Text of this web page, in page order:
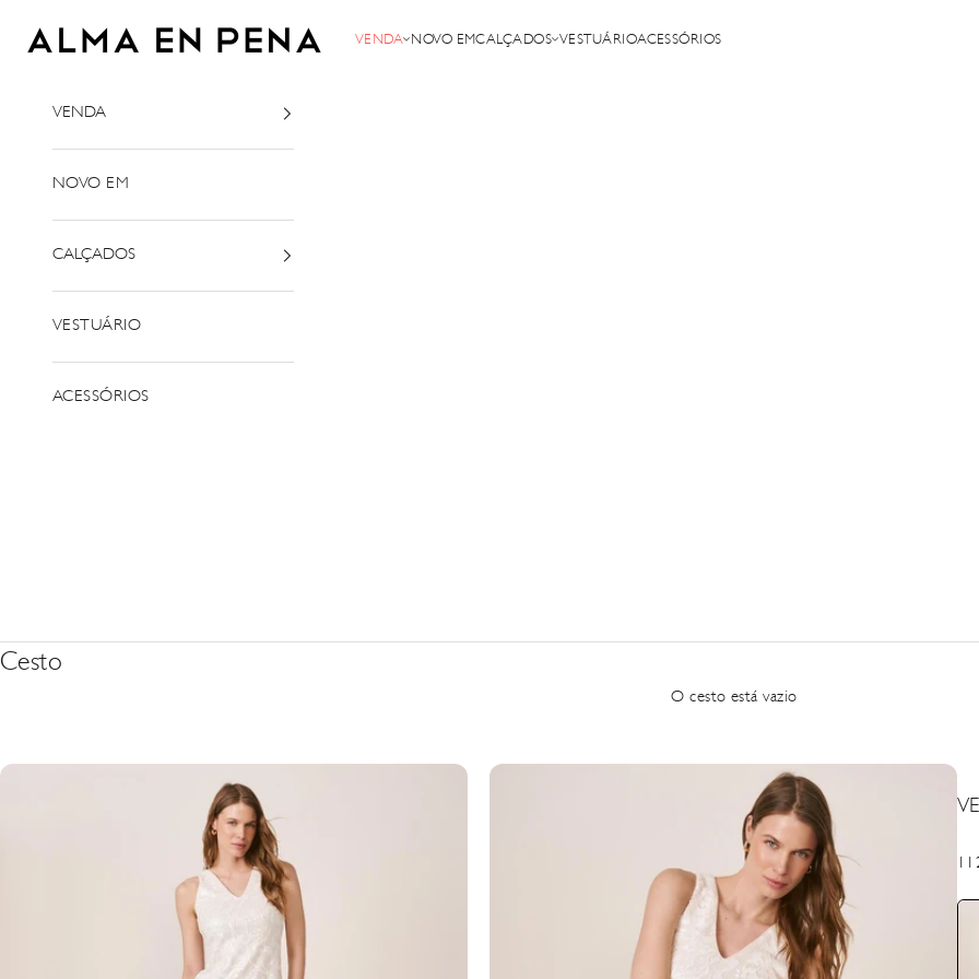
Alma em Pena
VENDA NOVO EMCALÇADOS VESTUÁRIOACESSÓRIOS
VENDA
NOVO EM
CALÇADOS
VESTUÁRIO
ACESSÓRIOS
Cesto
O cesto está vazio